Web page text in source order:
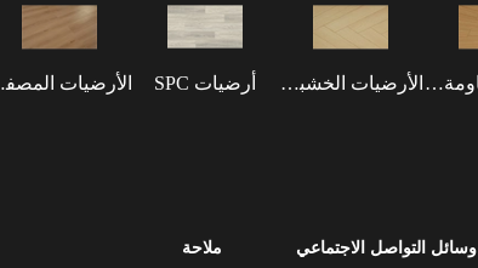
أرضيات مقاومة للماء الأرضيات الخشبية الهندسية أرضيات SPC
ملاحة
وسائل التواصل الاجتماعي